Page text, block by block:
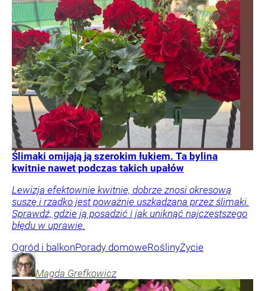
Ślimaki omijają ją szerokim łukiem. Ta bylina
kwitnie nawet podczas takich upałów
Lewizja efektownie kwitnie, dobrze znosi okresową
suszę i rzadko jest poważnie uszkadzana przez ślimaki.
Sprawdź, gdzie ją posadzić i jak uniknąć najczęstszego
błędu w uprawie.
Ogród i balkonPorady domoweRoślinyŻycie
Magda Grefkowicz